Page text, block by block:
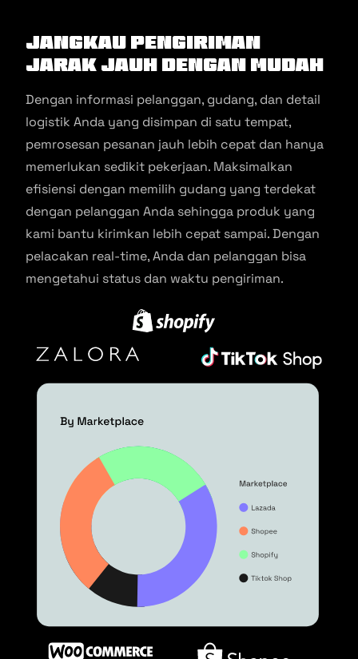
Jangkau pengiriman
jarak jauh dengan mudah
Dengan informasi pelanggan, gudang, dan detail
logistik Anda yang disimpan di satu tempat,
pemrosesan pesanan jauh lebih cepat dan hanya
memerlukan sedikit pekerjaan. Maksimalkan
efisiensi dengan memilih gudang yang terdekat
dengan pelanggan Anda sehingga produk yang
kami bantu kirimkan lebih cepat sampai. Dengan
pelacakan real-time, Anda dan pelanggan bisa
mengetahui status dan waktu pengiriman.